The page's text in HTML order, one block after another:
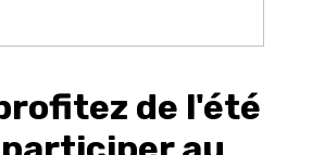
de l'été